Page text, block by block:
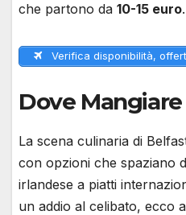
che partono da 10-15 euro.
Verifica disponibilità,
Dove
La scena culinaria di
con opzioni che spaziano
irlandese a piatti
un addio al celibato, ecco